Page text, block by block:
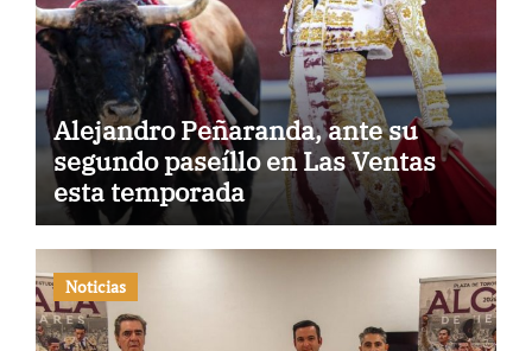
Alejandro Peñaranda, ante su
segundo paseíllo en Las Ventas
esta temporada
Noticias